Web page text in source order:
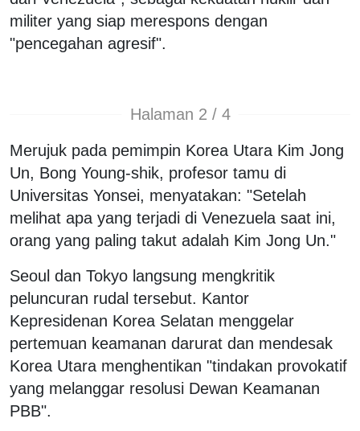
militer yang siap merespons dengan
"pencegahan agresif".
Halaman 2 / 4
Merujuk pada pemimpin Korea Utara Kim Jong
Un, Bong Young-shik, profesor tamu di
Universitas Yonsei, menyatakan: "Setelah
melihat apa yang terjadi di Venezuela saat ini,
orang yang paling takut adalah Kim Jong Un."
Seoul dan Tokyo langsung mengkritik
peluncuran rudal tersebut. Kantor
Kepresidenan Korea Selatan menggelar
pertemuan keamanan darurat dan mendesak
Korea Utara menghentikan "tindakan provokatif
yang melanggar resolusi Dewan Keamanan
PBB".